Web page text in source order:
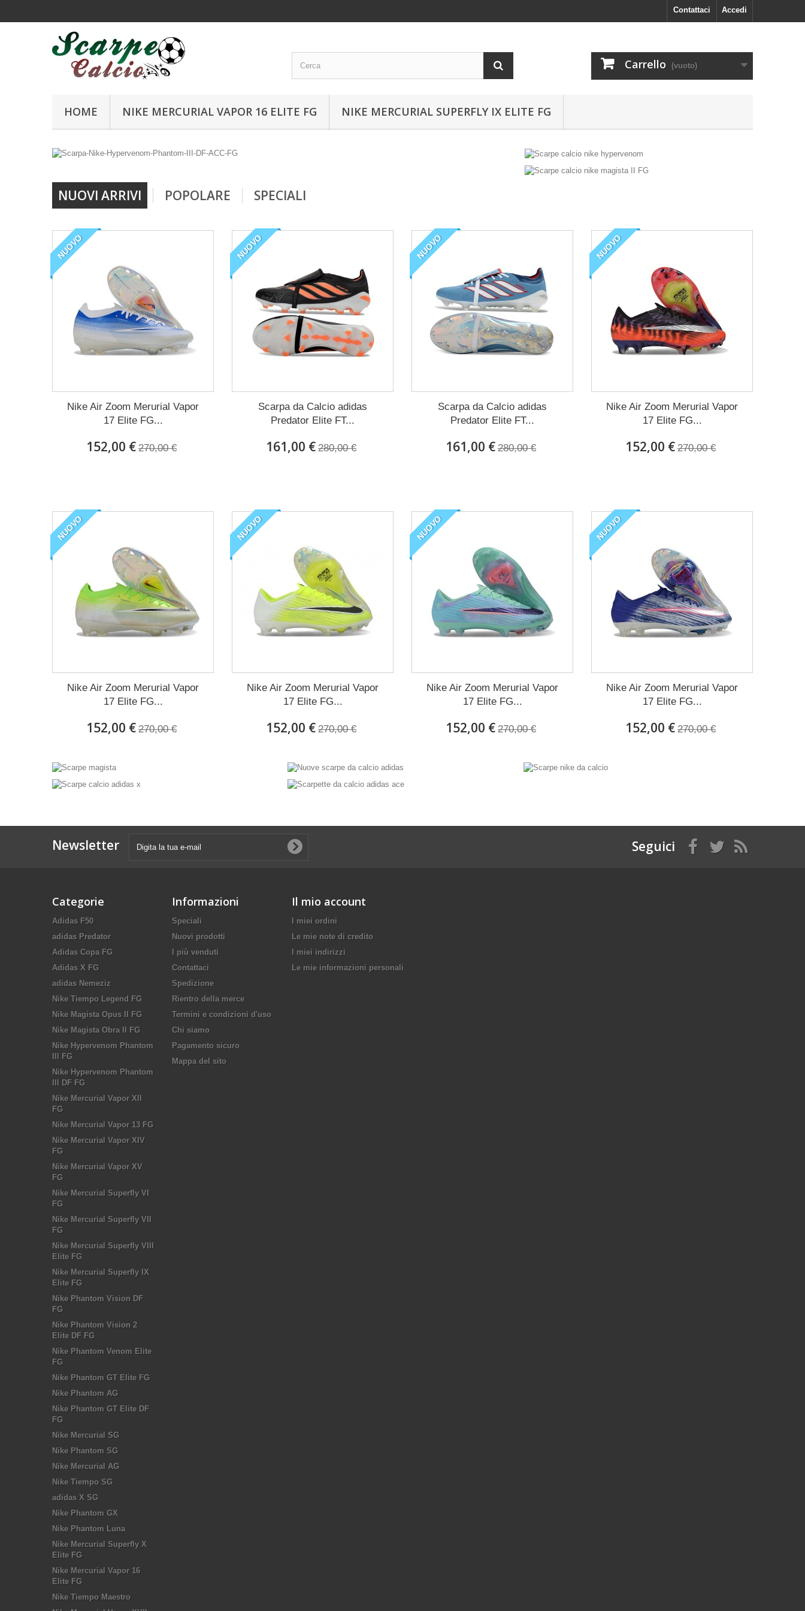
Accedi
Contattaci
Carrello (vuoto)
HOME NIKE MERCURIAL VAPOR 16 ELITE FG NIKE MERCURIAL SUPERFLY IX ELITE FG
Nike
Hypervenom
le nuove scarpe da calcio Nike Hypervenom
Phantom III DF FG sono studiate per ottimizzare la
velocità dei tiri e assicurare cambi di direzione
ACQUISTARE ORA !
Le Magista Obra 2 dispongono di una nuova tomaia
Flyknit, che è stata progettata per eliminare ogni
spazio intorno al piede per una calzata a pennello.
ACQUISTARE ORA !
NUOVI ARRIVI POPOLARE SPECIALI
NUOVO
Nike Air Zoom Merurial Vapor
17 Elite FG...
152,00 € 270,00 €
NUOVO
Scarpa da Calcio adidas
Predator Elite FT...
161,00 € 280,00 €
NUOVO
Scarpa da Calcio adidas
Predator Elite FT...
161,00 € 280,00 €
NUOVO
Nike Air Zoom Merurial Vapor
17 Elite FG...
152,00 € 270,00 €
NUOVO
Nike Air Zoom Merurial Vapor
17 Elite FG...
152,00 € 270,00 €
NUOVO
Nike Air Zoom Merurial Vapor
17 Elite FG...
152,00 € 270,00 €
NUOVO
Nike Air Zoom Merurial Vapor
17 Elite FG...
152,00 € 270,00 €
NUOVO
Nike Air Zoom Merurial Vapor
17 Elite FG...
152,00 € 270,00 €
Newsletter Seguici
Categorie
Adidas F50
adidas Predator
Adidas Copa FG
Adidas X FG
adidas Nemeziz
Nike Tiempo Legend FG
Nike Magista Opus II FG
Nike Magista Obra II FG
Nike Hypervenom Phantom
III FG
Nike Hypervenom Phantom
III DF FG
Nike Mercurial Vapor XII
FG
Nike Mercurial Vapor 13 FG
Nike Mercurial Vapor XIV
FG
Nike Mercurial Vapor XV
FG
Nike Mercurial Superfly VI
FG
Nike Mercurial Superfly VII
FG
Nike Mercurial Superfly VIII
Elite FG
Nike Mercurial Superfly IX
Elite FG
Nike Phantom Vision DF
FG
Nike Phantom Vision 2
Elite DF FG
Nike Phantom Venom Elite
FG
Nike Phantom GT Elite FG
Nike Phantom AG
Nike Phantom GT Elite DF
FG
Nike Mercurial SG
Nike Phantom SG
Nike Mercurial AG
Nike Tiempo SG
adidas X SG
Nike Phantom GX
Nike Phantom Luna
Nike Mercurial Superfly X
Elite FG
Nike Mercurial Vapor 16
Elite FG
Nike Tiempo Maestro
Informazioni
Speciali
Nuovi prodotti
I più venduti
Contattaci
Spedizione
Rientro della merce
Termini e condizioni d'uso
Chi siamo
Pagamento sicuro
Mappa del sito
Il mio account
I miei ordini
Le mie note di credito
I miei indirizzi
Le mie informazioni personali